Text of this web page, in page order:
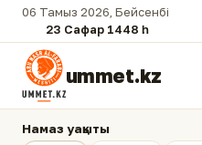
06 Тамыз 2026, Бейсенбі
23 Сафар 1448 һ.
ummet.kz
Намаз уақыты